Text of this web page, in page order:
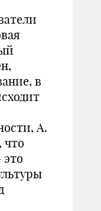
в
А.
что
это